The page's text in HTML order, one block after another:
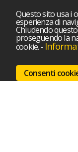
Questo sito usa i
esperienza di
Chiudendo
proseguendo la
cookie. -
Consenti